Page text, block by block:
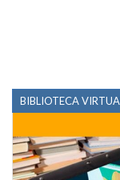
BIBLIOTECA